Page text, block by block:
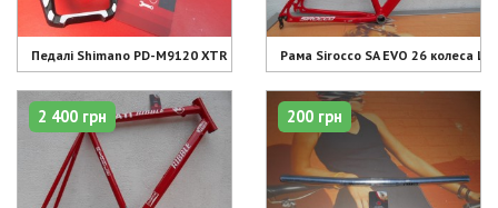
Педалі Shimano PD-M9120 XTR SPD рамка - 3500 грнРама Sirocco SA EVO 26 колеса L -
2 400 грн 200 грн